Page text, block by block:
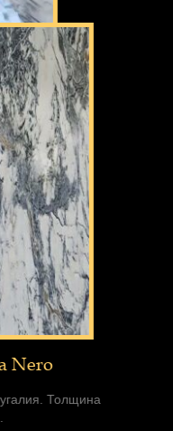
Nero
Толщина